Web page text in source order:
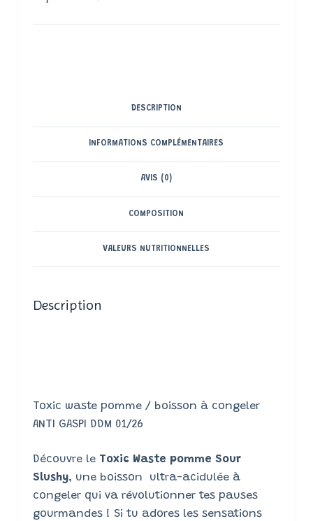
DESCRIPTION
INFORMATIONS COMPLÉMENTAIRES
AVIS (0)
COMPOSITION
VALEURS NUTRITIONNELLES
Description
Toxic waste pomme / boisson à congeler
ANTI GASPI DDM 01/26
Découvre le Toxic Waste pomme Sour
Slushy, une boisson ultra-acidulée à
congeler qui va révolutionner tes pauses
gourmandes ! Si tu adores les sensations